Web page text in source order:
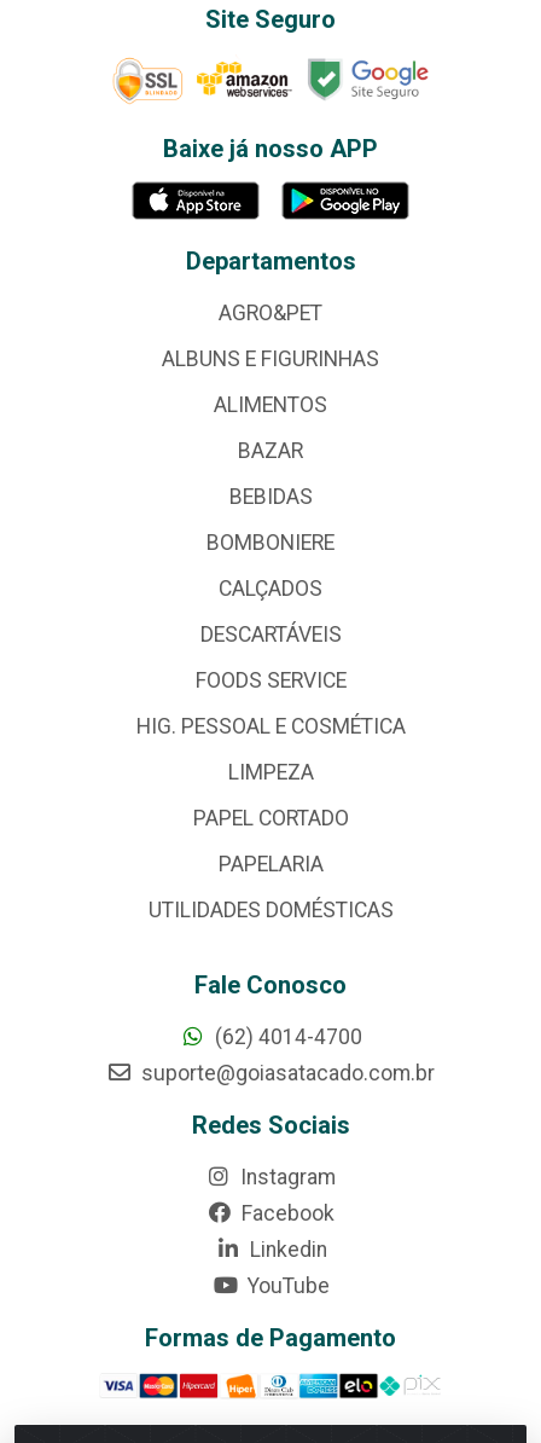
Site Seguro
Baixe já nosso APP
Departamentos
AGRO&PET
ALBUNS E FIGURINHAS
ALIMENTOS
BAZAR
BEBIDAS
BOMBONIERE
CALÇADOS
DESCARTÁVEIS
FOODS SERVICE
HIG. PESSOAL E COSMÉTICA
LIMPEZA
PAPEL CORTADO
PAPELARIA
UTILIDADES DOMÉSTICAS
Fale Conosco
(62) 4014-4700
suporte@goiasatacado.com.br
Redes Sociais
Instagram
Facebook
Linkedin
YouTube
Formas de Pagamento